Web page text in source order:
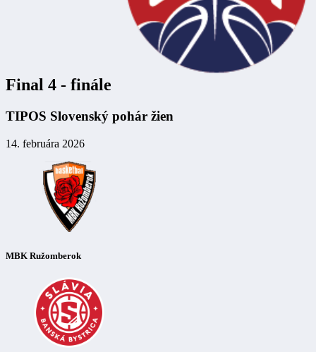
Final 4 - finále
TIPOS Slovenský pohár žien
14. februára 2026
MBK Ružomberok